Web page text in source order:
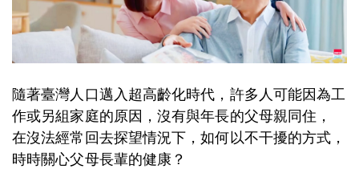
隨著臺灣人口邁入超高齡化時代，許多人可能因為工
作或另組家庭的原因，沒有與年長的父母親同住，
在沒法經常回去探望情況下，如何以不干擾的方式，
時時關心父母長輩的健康？